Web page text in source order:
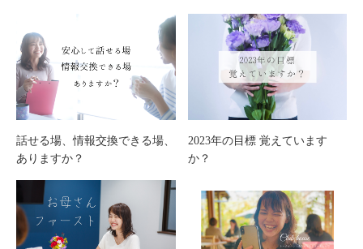
話せる場、情報交換できる場、
ありますか？
2023年の目標 覚えています
か？